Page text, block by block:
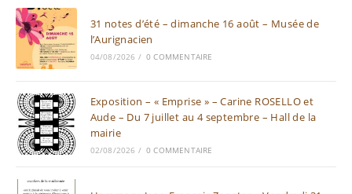
31 notes d’été – dimanche 16 août – Musée de
l’Aurignacien
04/08/2026 / 0 COMMENTAIRE
Exposition – « Emprise » – Carine ROSELLO et
Aude – Du 7 juillet au 4 septembre – Hall de la
mairie
02/08/2026 / 0 COMMENTAIRE